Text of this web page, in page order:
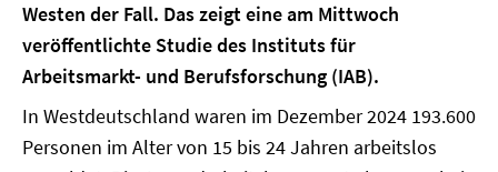
Westen der Fall. Das zeigt eine am Mittwoch
veröffentlichte Studie des Instituts für
Arbeitsmarkt- und Berufsforschung (IAB).
In Westdeutschland waren im Dezember 2024 193.600
Personen im Alter von 15 bis 24 Jahren arbeitslos